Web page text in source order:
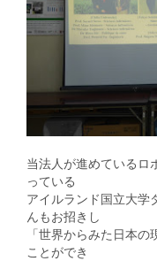
当法人が進めている
っている
アイルランド国立大学
んもお招きし
「世界からみた日本
ことができ